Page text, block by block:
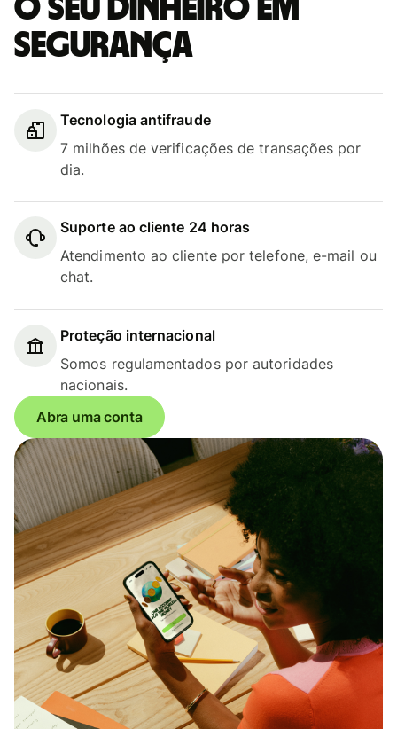
O seu dinheiro em
segurança
Tecnologia antifraude
7 milhões de verificações de transações por
dia.
Suporte ao cliente 24 horas
Atendimento ao cliente por telefone, e-mail ou
chat.
Proteção internacional
Somos regulamentados por autoridades
nacionais.
Abra uma conta